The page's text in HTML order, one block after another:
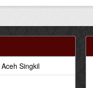
Singkil